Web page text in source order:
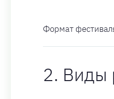
Формат
2. Виды